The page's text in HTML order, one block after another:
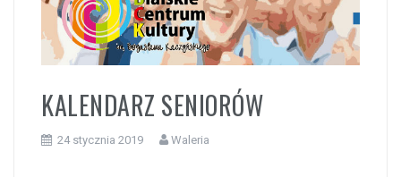
KALENDARZ SENIORÓW
24 stycznia 2019 Waleria